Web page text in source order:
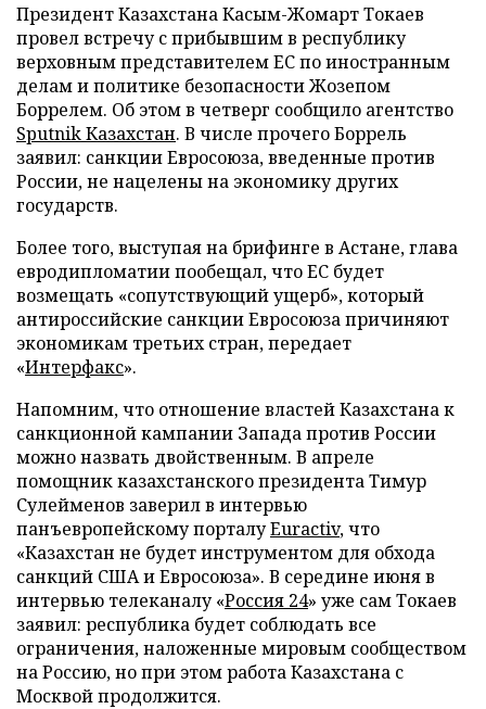
Президент Казахстана Касым-Жомарт Токаев
провел встречу с прибывшим в республику
верховным представителем ЕС по иностранным
делам и политике безопасности Жозепом
Боррелем. Об этом в четверг сообщило агентство
Sputnik Казахстан. В числе прочего Боррель
заявил: санкции Евросоюза, введенные против
России, не нацелены на экономику других
государств.
Более того, выступая на брифинге в Астане, глава
евродипломатии пообещал, что ЕС будет
возмещать «сопутствующий ущерб», который
антироссийские санкции Евросоюза причиняют
экономикам третьих стран, передает
«Интерфакс».
Напомним, что отношение властей Казахстана к
санкционной кампании Запада против России
можно назвать двойственным. В апреле
помощник казахстанского президента Тимур
Сулейменов заверил в интервью
панъевропейскому порталуEuractiv, что
«Казахстан не будет инструментом для обхода
санкций США и Евросоюза». В середине июня в
интервью телеканалу «Россия 24» уже сам Токаев
заявил: республика будет соблюдать все
ограничения, наложенные мировым сообществом
на Россию, но при этом работа Казахстана с
Москвой продолжится.